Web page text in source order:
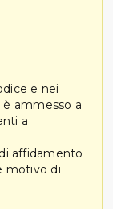
e nei
è ammesso a
a
affidamento
motivo di